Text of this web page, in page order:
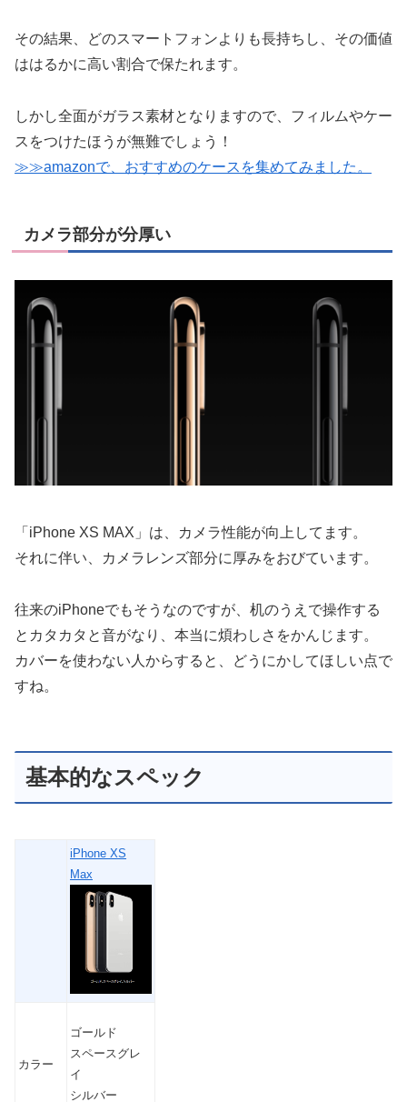
その結果、どのスマートフォンよりも長持ちし、その価値
ははるかに高い割合で保たれます。
しかし全面がガラス素材となりますので、フィルムやケー
スをつけたほうが無難でしょう！
≫≫amazonで、おすすめのケースを集めてみました。
カメラ部分が分厚い
「iPhone XS MAX」は、カメラ性能が向上してます。
それに伴い、カメラレンズ部分に厚みをおびています。
往来のiPhoneでもそうなのですが、机のうえで操作する
とカタカタと音がなり、本当に煩わしさをかんじます。
カバーを使わない人からすると、どうにかしてほしい点で
すね。
基本的なスペック
iPhone XS
Max
カラー
ゴールド
スペースグレ
イ
シルバー